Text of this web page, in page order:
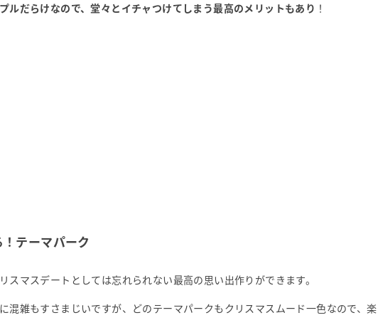
ルだらけなので、堂々とイチャつけてしまう最高のメリットもあり ！
テーマパーク
スマスデートとしては忘れられない最高の思い出作りができます。
混雑もすさまじいですが、どのテーマパークもクリスマスムード一色なので、楽